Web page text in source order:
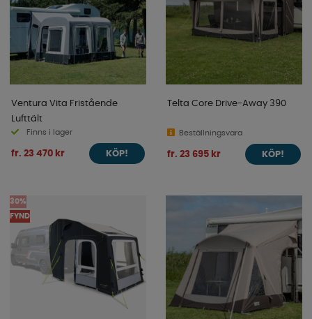
Ventura Vita Fristående
Lufttält
Finns i lager
fr. 23 470 kr KÖP!
Telta Core Drive-Away 390
Beställningsvara
fr. 23 695 kr KÖP!
30%
FYND